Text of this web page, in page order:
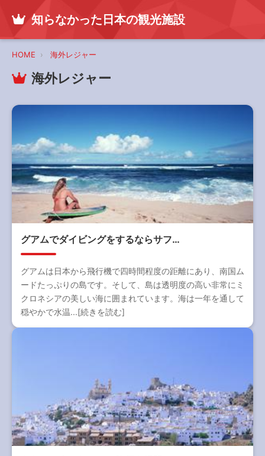
知らなかった日本の観光施設
HOME 海外レジャー
海外レジャー
グアムでダイビングをするならサフ…
グアムは日本から飛行機で四時間程度の距離にあり、南国ム
ードたっぷりの島です。そして、島は透明度の高い非常にミ
クロネシアの美しい海に囲まれています。海は一年を通して
穏やかで水温...[続きを読む]